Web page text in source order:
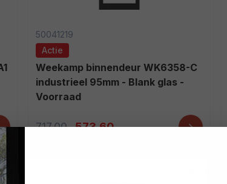
50041219
Actie
Weekamp binnendeur WK6358-C
industrieel 95mm - Blank glas -
Voorraad
717,00 573,60